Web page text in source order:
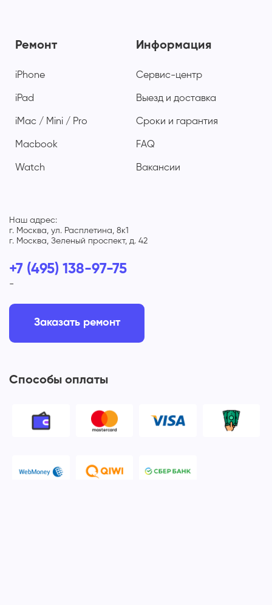
Ремонт
iPhone
iPad
iMac / Mini / Pro
Macbook
Watch
Информация
Сервис-центр
Выезд и доставка
Сроки и гарантия
FAQ
Вакансии
Наш адрес:
г. Москва, ул. Расплетина, 8к1
г. Москва, Зеленый проспект, д. 42
+7 (495) 138-97-75
-
Заказать ремонт
Способы оплаты